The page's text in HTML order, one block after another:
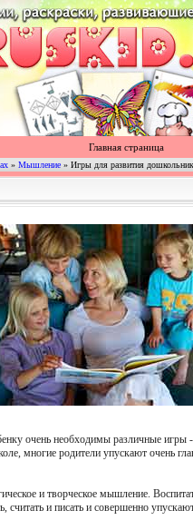
Главная страница
» Мышление» Игры для развития
очень необходимы различные
многие родители упускают очень
и творческое мышление.
считать и писать и совершенно